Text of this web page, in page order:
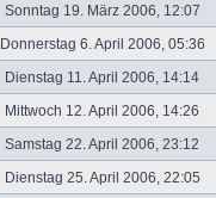
Sonntag 19. März 2006, 12:07
Donnerstag 6. April 2006, 05:36
Dienstag 11. April 2006, 14:14
Mittwoch 12. April 2006, 14:26
Samstag 22. April 2006, 23:12
Dienstag 25. April 2006, 22:05